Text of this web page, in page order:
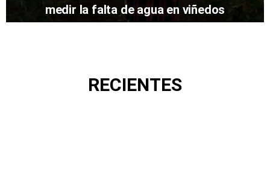
medir la falta de agua en viñedos
RECIENTES